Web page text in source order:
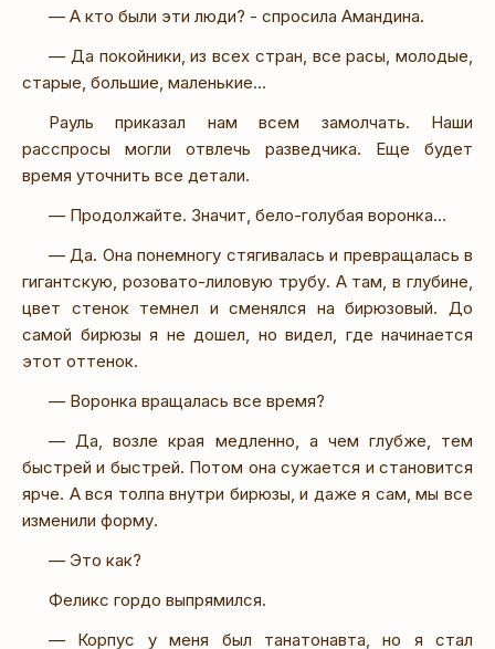
— А кто были эти люди? - спросила Амандина.
— Да покойники, из всех стран, все расы, молодые,
старые, большие, маленькие…
Рауль приказал нам всем замолчать. Наши
расспросы могли отвлечь разведчика. Еще будет
время уточнить все детали.
— Продолжайте. Значит, бело-голубая воронка…
— Да. Она понемногу стягивалась и превращалась в
гигантскую, розовато-лиловую трубу. А там, в глубине,
цвет стенок темнел и сменялся на бирюзовый. До
самой бирюзы я не дошел, но видел, где начинается
этот оттенок.
— Воронка вращалась все время?
— Да, возле края медленно, а чем глубже, тем
быстрей и быстрей. Потом она сужается и становится
ярче. А вся толпа внутри бирюзы, и даже я сам, мы все
изменили форму.
— Это как?
Феликс гордо выпрямился.
— Корпус у меня был танатонавта, но я стал